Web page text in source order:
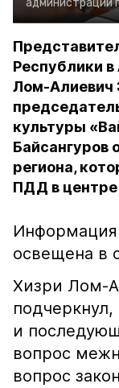
администрации
Республики
Лом-Алиевич
культуры
Байсангуров
региона,
ПДД в центре
освещена в
Хизри Лом-
и
вопрос
вопрос